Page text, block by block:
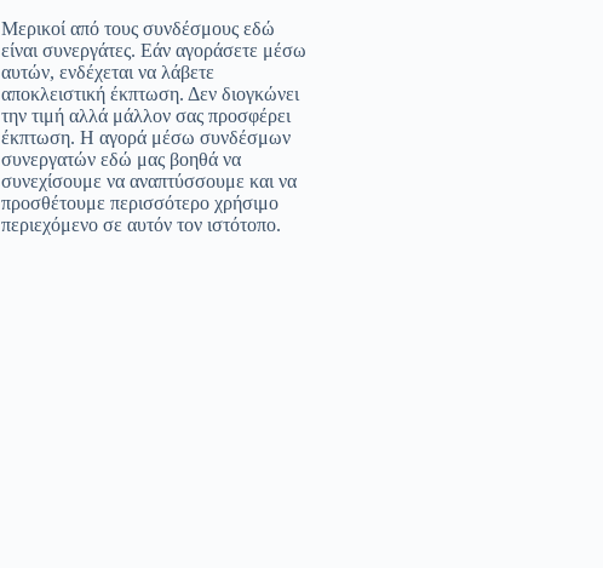
Μερικοί από τους συνδέσμους εδώ
είναι συνεργάτες. Εάν αγοράσετε μέσω
αυτών, ενδέχεται να λάβετε
αποκλειστική έκπτωση. Δεν διογκώνει
την τιμή αλλά μάλλον σας προσφέρει
έκπτωση. Η αγορά μέσω συνδέσμων
συνεργατών εδώ μας βοηθά να
συνεχίσουμε να αναπτύσσουμε και να
προσθέτουμε περισσότερο χρήσιμο
περιεχόμενο σε αυτόν τον ιστότοπο.